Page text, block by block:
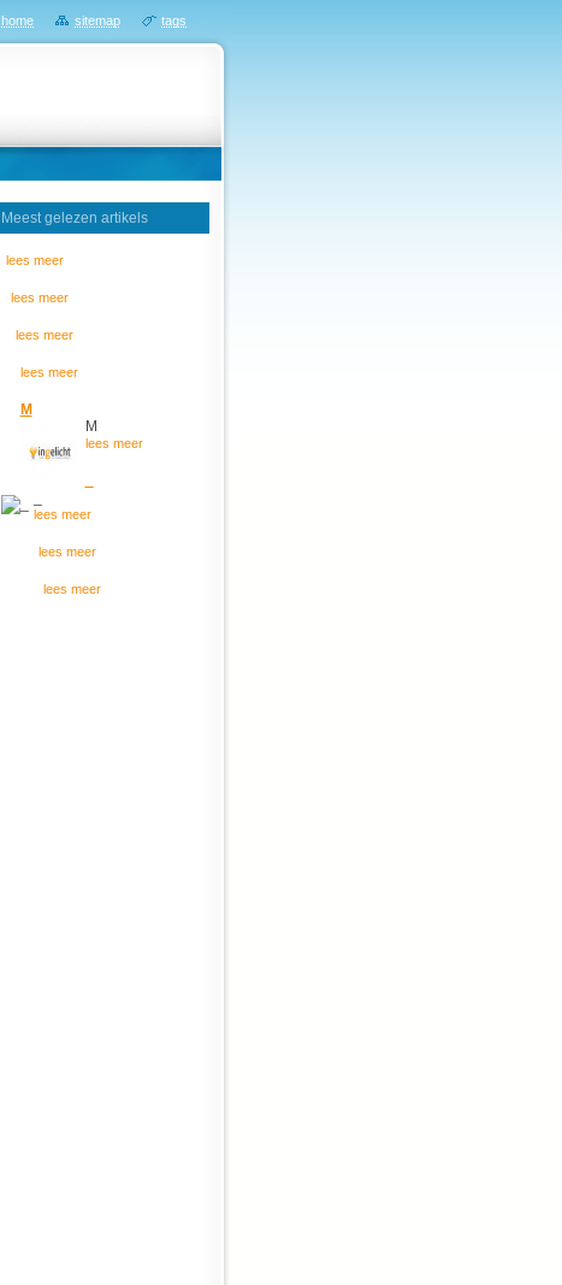
home sitemap tags
Meest gelezen artikels
lees meer
lees meer
lees meer
lees meer
M
M
lees meer
lees meer
lees meer
lees meer